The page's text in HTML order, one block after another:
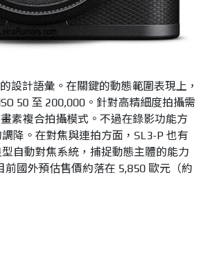
設計語彙。在關鍵的動態範圍表現上，
50 至 200,000。針對高精細度拍攝需
素複合拍攝模式。不過在錄影功能方
降。在對焦與連拍方面，SL3-P 也有
自動對焦系統，捕捉動態主體的能力
國外預估售價約落在 5,850 歐元（約